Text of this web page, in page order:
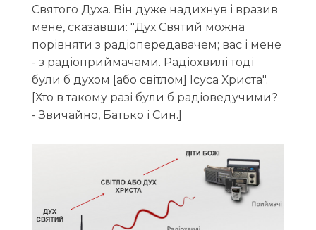
Святого Духа. Він дуже надихнув і вразив
мене, сказавши: "Дух Святий можна
порівняти з радіопередавачем; вас і мене
- з радіоприймачами. Радіохвилі тоді
були б духом [або світлом] Ісуса Христа".
[Хто в такому разі були б радіоведучими?
- Звичайно, Батько і Син.]